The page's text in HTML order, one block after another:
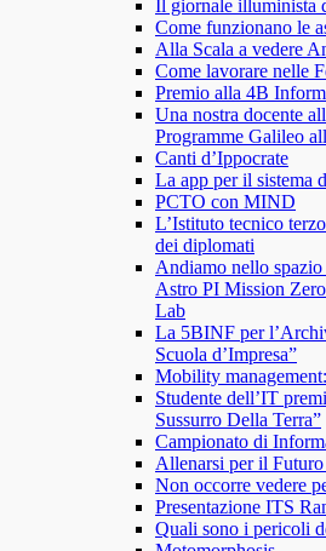
Il giornale illuminista
Come funzionano le
Alla Scala a vedere
Come lavorare nelle
Premio alla 4B
Una nostra docente
Programme Galileo
Canti d’Ippocrate
La app per il sistema
PCTO con MIND
L’Istituto tecnico
dei diplomati
Andiamo nello
Astro PI Mission
Lab
La 5BINF per
Scuola d’Impresa”
Mobility
Studente dell’IT
Sussurro Della Terra”
Campionato di
Allenarsi per il
Non occorre vedere
Presentazione ITS
Quali sono i pericoli